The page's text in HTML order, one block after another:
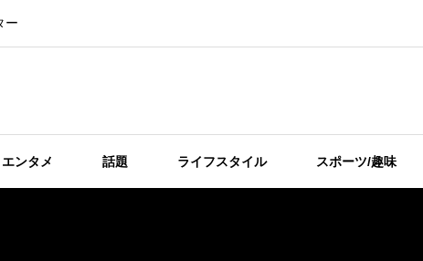
ー
エンタメ 話題 ライフスタイル スポーツ/趣味